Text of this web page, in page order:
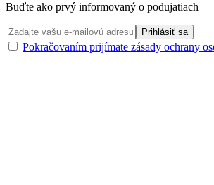
Buďte ako prvý informovaný o podujatiach
Pokračovaním prijímate zásady ochrany